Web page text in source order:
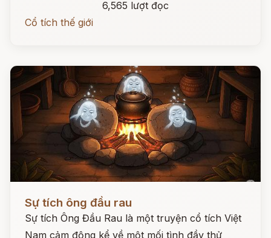
6,565 lượt đọc
Cổ tích thế giới
Sự tích ông đầu rau
Sự tích Ông Đầu Rau là một truyện cổ tích Việt
Nam cảm động kể về một mối tình đầy thử